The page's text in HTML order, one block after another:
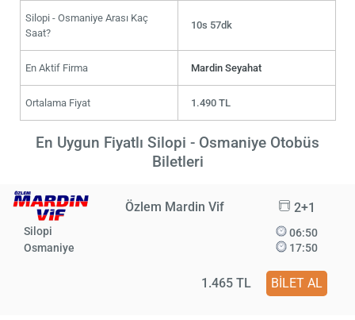
Silopi - Osmaniye Arası Kaç
Saat?
10s 57dk
En Aktif Firma Mardin Seyahat
Ortalama Fiyat 1.490 TL
En Uygun Fiyatlı Silopi - Osmaniye Otobüs
Biletleri
Özlem Mardin Vif 2+1
Silopi
Osmaniye
06:50
17:50
1.465 TL BİLET AL